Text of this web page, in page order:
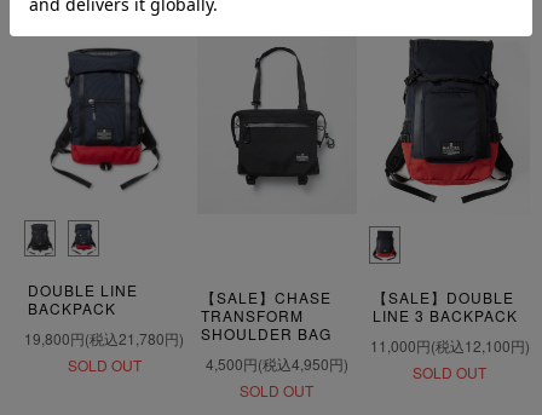
DOUBLE LINE
BACKPACK
19,800円(税込21,780円)
SOLD OUT
【SALE】CHASE
TRANSFORM
SHOULDER BAG
4,500円(税込4,950円)
SOLD OUT
【SALE】DOUBLE
LINE 3 BACKPACK
11,000円(税込12,100円)
SOLD OUT